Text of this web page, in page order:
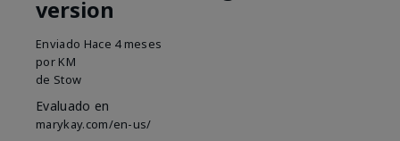
version
Enviado Hace 4 meses
por KM
de Stow
Evaluado en
marykay.com/en-us/